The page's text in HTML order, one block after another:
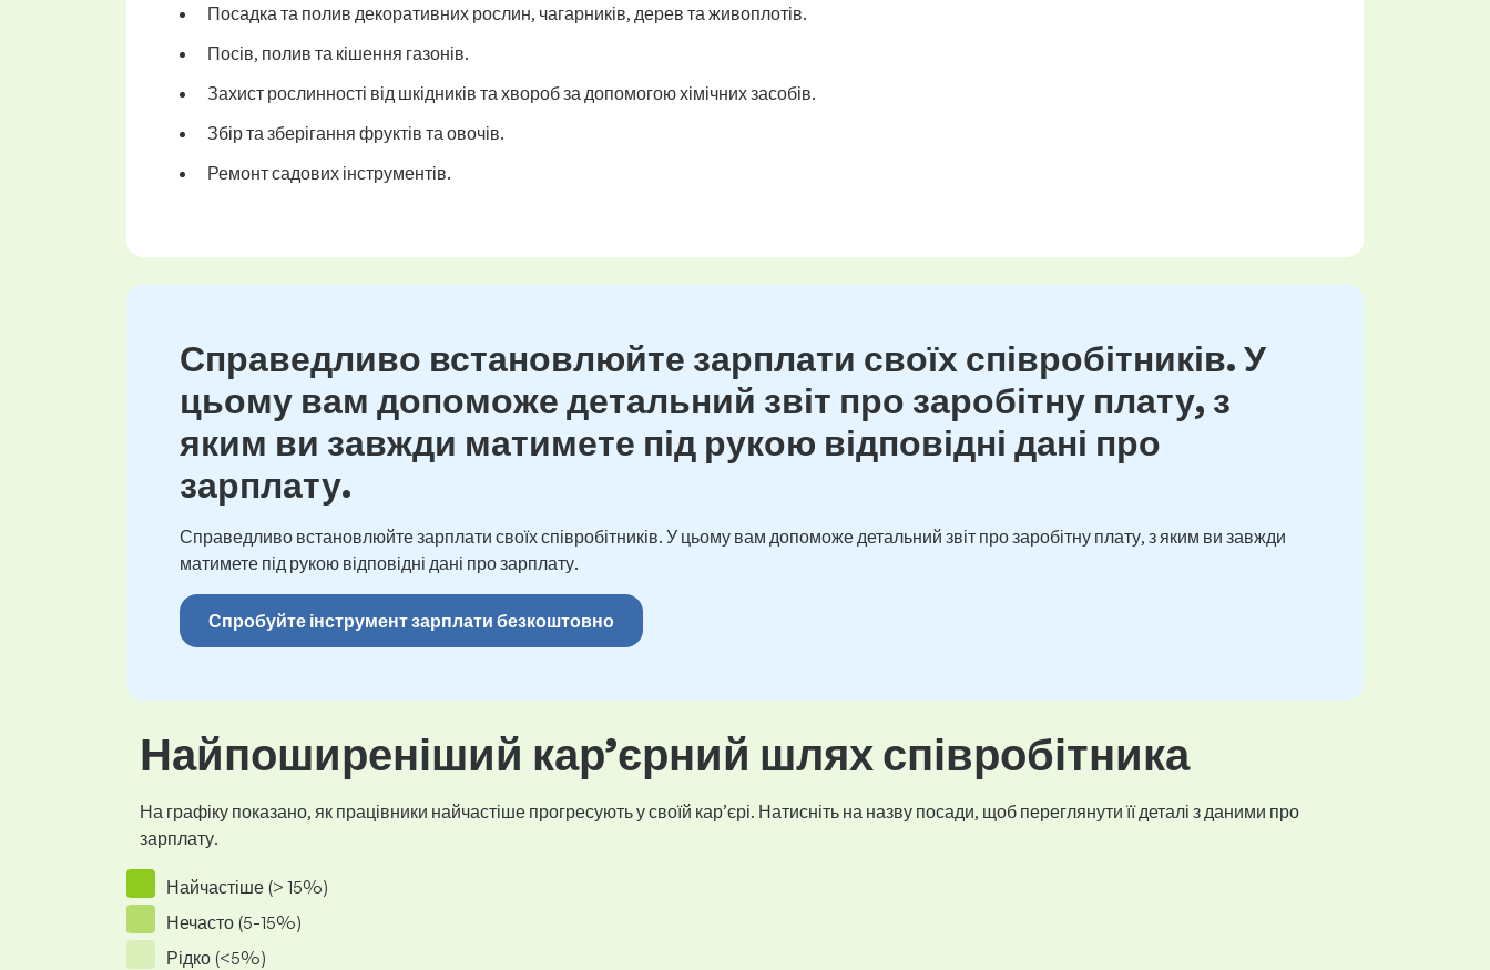
Посадка та полив декоративних рослин, чагарників, дерев та живоплотів.
Посів, полив та кішення газонів.
Захист рослинності від шкідників та хвороб за допомогою хімічних засобів.
Збір та зберігання фруктів та овочів.
Ремонт садових інструментів.
Справедливо встановлюйте зарплати своїх співробітників. У
цьому вам допоможе детальний звіт про заробітну плату, з
яким ви завжди матимете під рукою відповідні дані про
зарплату.
Справедливо встановлюйте зарплати своїх співробітників. У цьому вам допоможе детальний звіт про заробітну плату, з яким ви завжди
матимете під рукою відповідні дані про зарплату.
Спробуйте інструмент зарплати безкоштовно
Найпоширеніший кар’єрний шлях співробітника
На графіку показано, як працівники найчастіше прогресують у своїй кар’єрі. Натисніть на назву посади, щоб переглянути її деталі з даними про
зарплату.
Найчастіше (> 15%)
Нечасто (5-15%)
Рідко (<5%)